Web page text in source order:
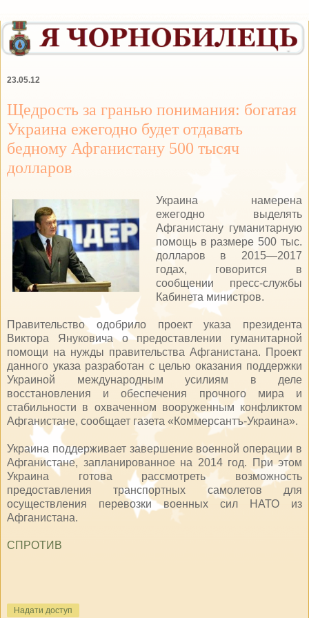
23.05.12
Щедрость за гранью понимания: богатая
Украина ежегодно будет отдавать
бедному Афганистану 500 тысяч
долларов
Украина намерена
ежегодно выделять
Афганистану гуманитарную
помощь в размере 500 тыс.
долларов в 2015—2017
годах, говорится в
сообщении пресс-службы
Кабинета министров.
Правительство одобрило проект указа президента
Виктора Януковича о предоставлении гуманитарной
помощи на нужды правительства Афганистана. Проект
данного указа разработан с целью оказания поддержки
Украиной международным усилиям в деле
восстановления и обеспечения прочного мира и
стабильности в охваченном вооруженным конфликтом
Афганистане, сообщает газета «Коммерсантъ-Украина».
Украина поддерживает завершение военной операции в
Афганистане, запланированное на 2014 год. При этом
Украина готова рассмотреть возможность
предоставления транспортных самолетов для
осуществления перевозки военных сил НАТО из
Афганистана.
СПРОТИВ
Надати доступ